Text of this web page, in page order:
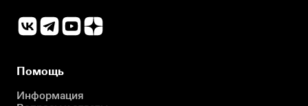
Помощь
Информация